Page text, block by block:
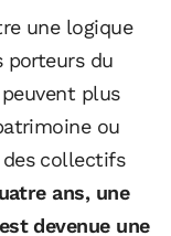
une logique
porteurs du
plus
ou
collectifs
ans, une
devenue une